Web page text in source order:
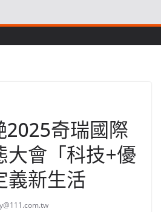
2025奇瑞國際
大會「科技+優
義新生活